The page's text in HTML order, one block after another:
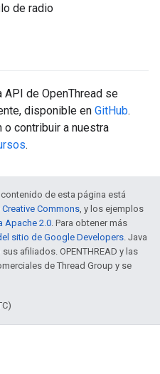
de radio
de OpenThread se
disponible en GitHub.
o contribuir a nuestra
.
de esta página está
Commons, y los ejemplos
Apache 2.0. Para obtener más
sitio de Google Developers. Java
afiliados. OPENTHREAD y las
de Thread Group y se